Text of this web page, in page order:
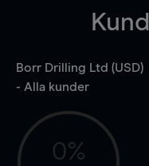
Borr Drilling Ltd (USD)
- Alla kunder
0%